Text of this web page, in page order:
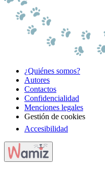
¿Quiénes somos?
Autores
Contactos
Confidencialidad
Menciones legales
Gestión de cookies
Accesibilidad